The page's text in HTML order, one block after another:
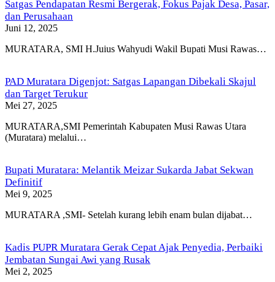
Satgas Pendapatan Resmi Bergerak, Fokus Pajak Desa, Pasar,
dan Perusahaan
Juni 12, 2025
MURATARA, SMI H.Juius Wahyudi Wakil Bupati Musi Rawas…
PAD Muratara Digenjot: Satgas Lapangan Dibekali Skajul
dan Target Terukur
Mei 27, 2025
MURATARA,SMI Pemerintah Kabupaten Musi Rawas Utara
(Muratara) melalui…
Bupati Muratara: Melantik Meizar Sukarda Jabat Sekwan
Definitif
Mei 9, 2025
MURATARA ,SMI- Setelah kurang lebih enam bulan dijabat…
Kadis PUPR Muratara Gerak Cepat Ajak Penyedia, Perbaiki
Jembatan Sungai Awi yang Rusak
Mei 2, 2025